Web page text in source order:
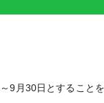
9月30日とするこ